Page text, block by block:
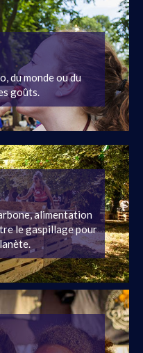
du monde ou du
goûts.
alimentation
le gaspillage pour